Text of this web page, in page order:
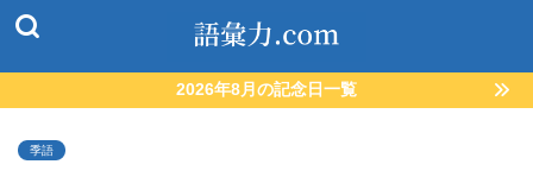
2026年8月の記念日一覧
季語